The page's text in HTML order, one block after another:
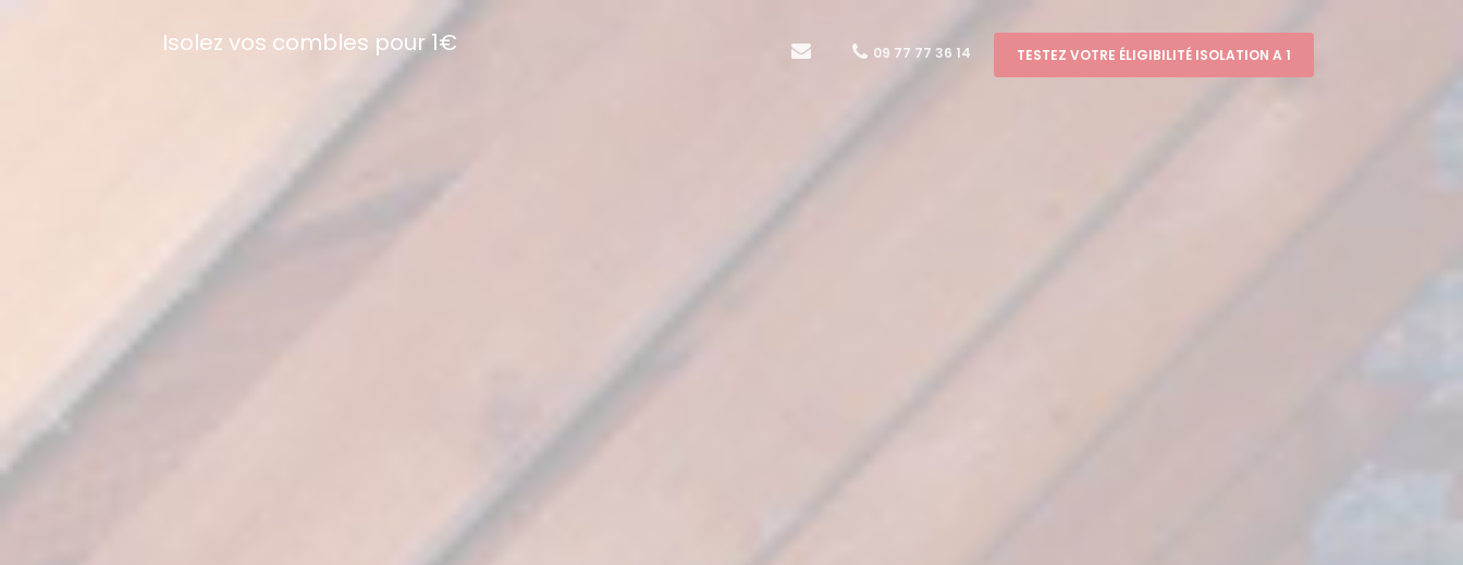
Isolez vos combles pour 1€ 09 77 77 36 14 TESTEZ VOTRE ÉLIGIBILITÉ ISOLATION A 1